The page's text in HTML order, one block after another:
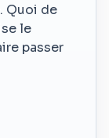
Quoi de
le
passer